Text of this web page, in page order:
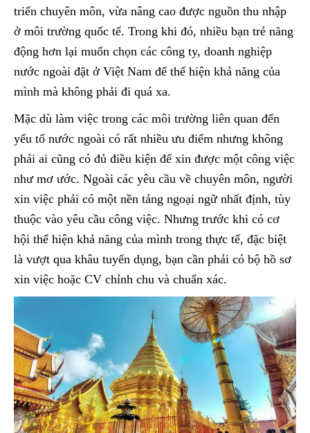
triển chuyên môn, vừa nâng cao được nguồn thu nhập
ở môi trường quốc tế. Trong khi đó, nhiều bạn trẻ năng
động hơn lại muốn chọn các công ty, doanh nghiệp
nước ngoài đặt ở Việt Nam để thể hiện khả năng của
mình mà không phải đi quá xa.
Mặc dù làm việc trong các môi trường liên quan đến
yếu tố nước ngoài có rất nhiều ưu điểm nhưng không
phải ai cũng có đủ điều kiện để xin được một công việc
như mơ ước. Ngoài các yêu cầu về chuyên môn, người
xin việc phải có một nền tảng ngoại ngữ nhất định, tùy
thuộc vào yêu cầu công việc. Nhưng trước khi có cơ
hội thể hiện khả năng của mình trong thực tế, đặc biệt
là vượt qua khâu tuyển dụng, bạn cần phải có bộ hồ sơ
xin việc hoặc CV chỉnh chu và chuẩn xác.